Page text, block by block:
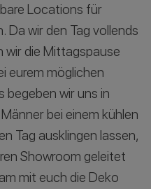
Locations für
Da wir den Tag vollends
die Mittagspause
eurem möglichen
begeben wir uns in
bei einem kühlen
Tag ausklingen lassen,
Showroom geleitet
mit euch die Deko